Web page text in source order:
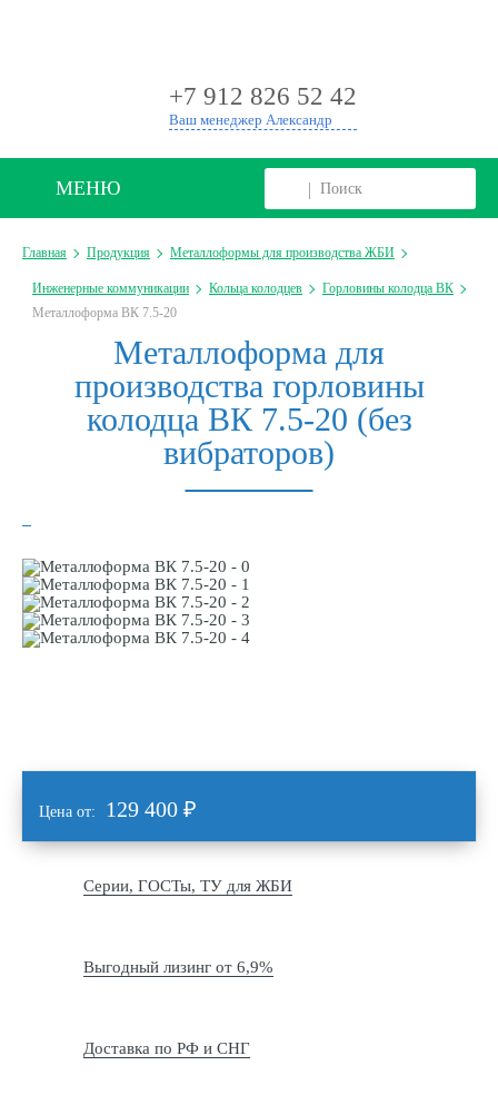
+7 912 826 52 42
Ваш менеджер Александр
МЕНЮ
Главная Продукция Металлоформы для производства ЖБИ
Инженерные коммуникации Кольца колодцев
Горловины колодца ВК
Металлоформа ВК 7.5-20
Металлоформа для
производства горловины
колодца ВК 7.5-20 (без
вибраторов)
Цена от: 129 400 ₽
Серии, ГОСТы, ТУ для ЖБИ
Выгодный лизинг от 6,9%
Доставка по РФ и СНГ